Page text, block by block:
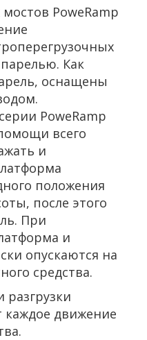
PoweRamp
Как
оснащены
PoweRamp
всего
и
положения
после этого
При
и
опускаются на
средства.
разгрузки
каждое движение